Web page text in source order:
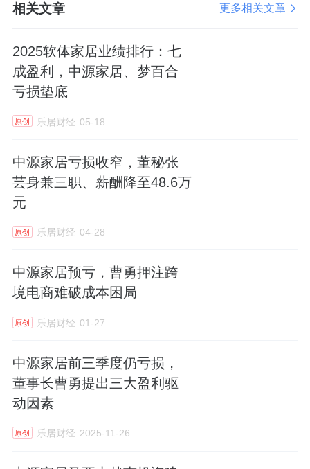
相关文章 更多相关文章
2025软体家居业绩排行：七
成盈利，中源家居、梦百合
亏损垫底
原创 乐居财经 05-18
中源家居亏损收窄，董秘张
芸身兼三职、薪酬降至48.6万
元
原创 乐居财经 04-28
中源家居预亏，曹勇押注跨
境电商难破成本困局
原创 乐居财经 01-27
中源家居前三季度仍亏损，
董事长曹勇提出三大盈利驱
动因素
原创 乐居财经 2025-11-26